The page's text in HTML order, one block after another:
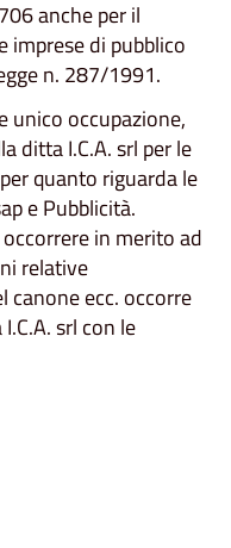
anche per il
imprese di pubblico
n. 287/1991.
unico occupazione,
ditta I.C.A. srl per le
quanto riguarda le
e Pubblicità.
in merito ad
relative
canone ecc. occorre
srl con le